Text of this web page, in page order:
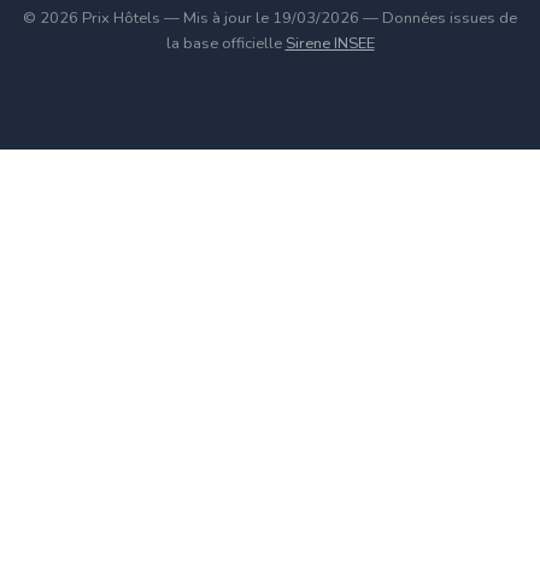
© 2026 Prix Hôtels — Mis à jour le 19/03/2026 — Données issues de
la base officielle Sirene INSEE